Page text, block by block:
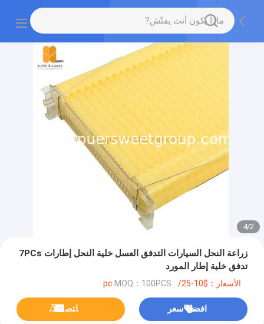
2
/
4
زراعة النحل السيارات التدفق العسل خلية النحل إطارات 7PCs
تدفق خلية إطار المورد
الأسعار：$10-25/pc MOQ：100PCS
افضل سعر ﺎﺘﺼﻟ ﺍﻶﻧ